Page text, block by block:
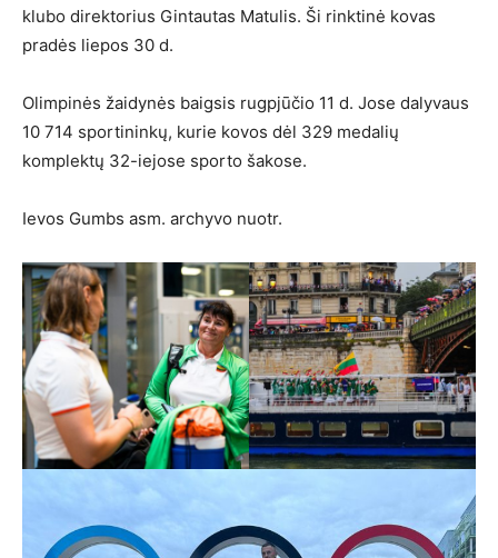
klubo direktorius Gintautas Matulis. Ši rinktinė kovas
pradės liepos 30 d.
Olimpinės žaidynės baigsis rugpjūčio 11 d. Jose dalyvaus
10 714 sportininkų, kurie kovos dėl 329 medalių
komplektų 32-iejose sporto šakose.
Ievos Gumbs asm. archyvo nuotr.